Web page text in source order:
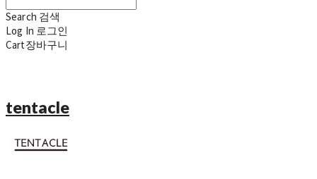
Search 검색
Log In 로그인
Cart장바구니
tentacle